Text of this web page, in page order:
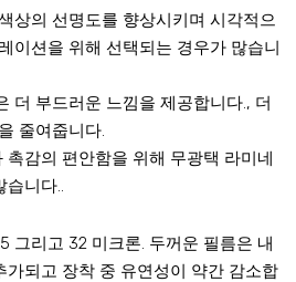
상의 선명도를 향상시키며 시각적으
이션을 위해 선택되는 경우가 많습니
더 부드러운 느낌을 제공합니다., 더
줄여줍니다.
감의 편안함을 위해 무광택 라미네
습니다..
그리고 32 미크론. 두꺼운 필름은 내
가되고 장착 중 유연성이 약간 감소합